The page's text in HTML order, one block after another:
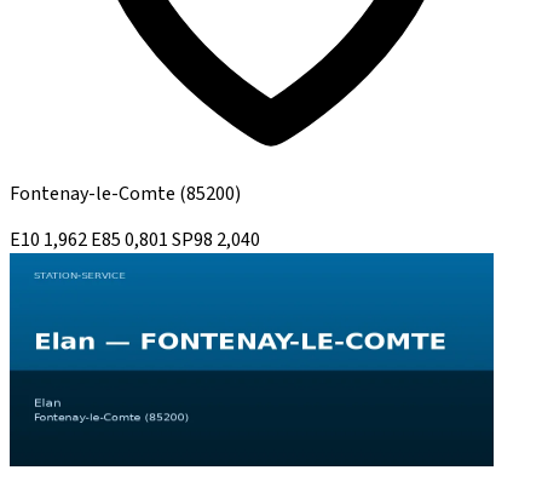
Fontenay-le-Comte (85200)
E10 1,962E850,801SP98 2,040